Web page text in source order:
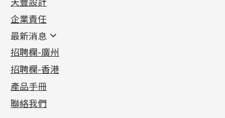
足金配件
機織鏈系列
珠仔鏈
镶口链
管狀網鏈
十字車花鏈系列
十字閃O鏈系列
十字錘打鏈系列
側身車花鏈系列
側身鏈系列
首飾配件
耳環類配件
卷迫系列
螺絲迫系列
梅花迫系列
平臺迫系列
綫拍系列
美拍系列
鏈類配件
動感車花吊墜
調節珠系列
生圈扣系列
龍蝦扣系列
鴨俐制系列
其他類配件
珠盤系列
袖口鈕系列
焊片及鐳射綫
空心車花管
珠類配件
無孔光身珠
空心光身珠
無孔批花珠
鑲口類
四爪頭系列
六爪頭系列
車花片
動感車花片
鑲口戒指
鑲口手鏈系列
首飾系列
手镯系列
戒指系列
空心耳環
空心车花管首饰链
空心手鐲系列
貴金屬原料
千足金
記憶金屬系列
記憶戒指
拉簧珠珠手鏈
記憶鈦手鐲
企業責任
最新消息
最新消息
各項證書(2)
相片集(9)
展覽會資訊
最新產品資訊
招聘欄-廣州
招聘欄-香港
產品手冊
聯絡我們